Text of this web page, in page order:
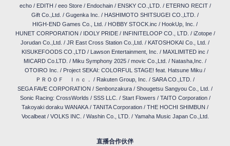
echo/ EDITH / eeo Store/ Endochain/ ENSKY CO.,LTD. / ETERNO RECIT/
Gift Co.,Ltd. / Gugenka Inc. / HASHIMOTO SHITSUGEI CO.,LTD. /
HIGH-END Games Co., Ltd. / HOBBY STOCK.inc / HookUp, Inc. /
HUNET CORPORATION / IDOLY PRIDE/ INFINITELOOP CO., LTD. / iZotope/
Jorudan Co.,Ltd. / JR East Cross Station Co.,Ltd. / KATOSHOKAI Co., Ltd. /
KISUKEFOODS CO.,LTD / Lawson Entertainment, Inc. / MAXLIMITED inc /
MICARD Co.LTD. / Miku Symphony 2025 / movic Co.,Ltd. / Natasha,Inc. /
OTOIRO Inc. / Project SEKAI: COLORFUL STAGE! feat. Hatsune Miku /
ＰＲＯＯＦ Ｉｎｃ．
/ Rakuten Group, Inc. / SARA CO.,LTD. /
SEGA FAVE CORPORATION / Senbonzakura / Shougetsu Sangyou Co., Ltd. /
Sonic Racing: CrossWorlds / SSS LLC. / Start Flowers / TAITO Corporation/
Takoyaki doraku WANAKA / TANITA Corporation / THE HOCHI SHIMBUN /
Vocalbeat/ VOLKS INC. / Washin Co., LTD. / Yamaha Music Japan Co.,Ltd.
直播合作伙伴